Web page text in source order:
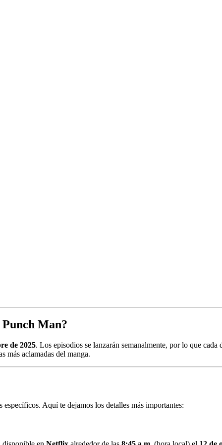
Punch Man?
de 2025. Los episodios se lanzarán semanalmente, por lo que
más aclamadas del manga.
Aquí te dejamos los detalles más importantes: